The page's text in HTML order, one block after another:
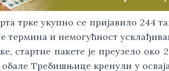
трке укупно се пријавило 244
термина и немогућност
стартне пакете је преузело
обале Требишњице кренули у